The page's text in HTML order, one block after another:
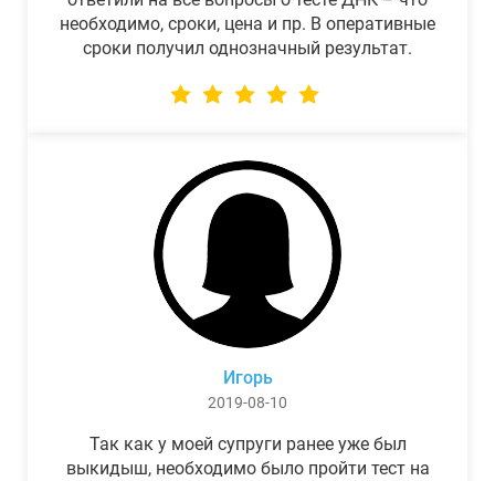
необходимо, сроки, цена и пр. В оперативные
сроки получил однозначный результат.
Игорь
2019-08-10
Так как у моей супруги ранее уже был
выкидыш, необходимо было пройти тест на